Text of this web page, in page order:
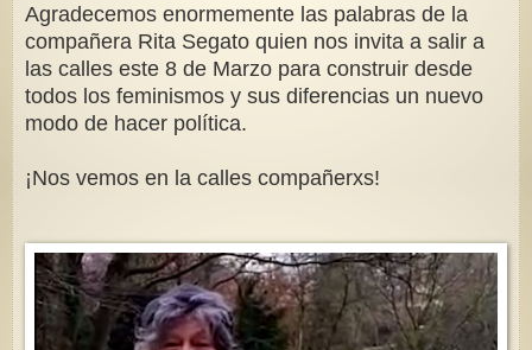
Agradecemos enormemente las palabras de la
compañera Rita Segato quien nos invita a salir a
las calles este 8 de Marzo para construir desde
todos los feminismos y sus diferencias un nuevo
modo de hacer política.
¡Nos vemos en la calles compañerxs!